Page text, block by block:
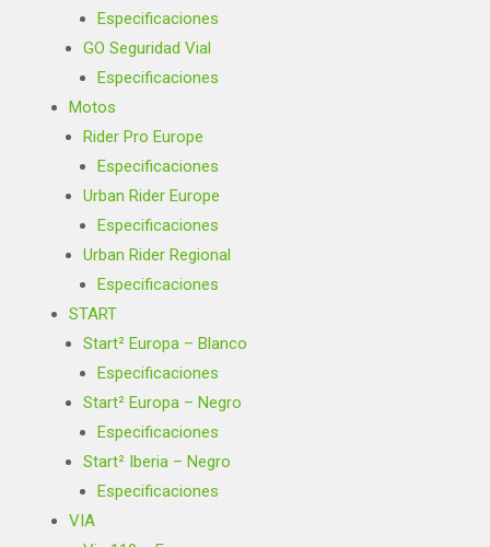
Especificaciones
GO Seguridad Vial
Especificaciones
Motos
Rider Pro Europe
Especificaciones
Urban Rider Europe
Especificaciones
Urban Rider Regional
Especificaciones
START
Start² Europa – Blanco
Especificaciones
Start² Europa – Negro
Especificaciones
Start² Iberia – Negro
Especificaciones
VIA